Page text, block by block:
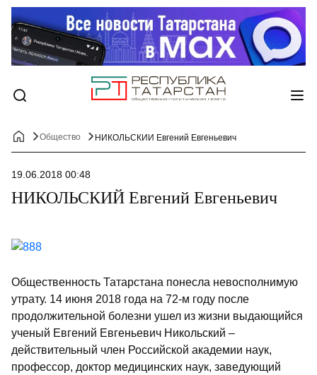
Общество НИКОЛЬСКИЙ Евгений Евгеньевич
19.06.2018 00:48
НИКОЛЬСКИЙ Евгений Евгеньевич
Общественность Татарстана понесла невосполнимую
утрату. 14 июня 2018 года на 72-м году после
продолжительной болезни ушел из жизни выдающийся
ученый Евгений Евгеньевич Никольский –
действительный член Российской академии наук,
профессор, доктор медицинских наук, заведующий